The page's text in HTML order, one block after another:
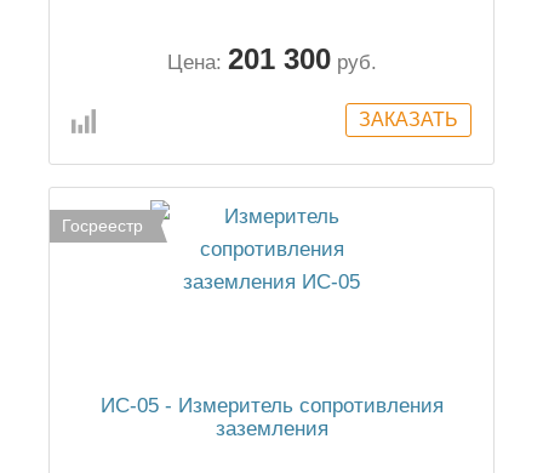
Цена: 201 300 руб.
Госреестр
ИС-05 - Измеритель сопротивления
заземления